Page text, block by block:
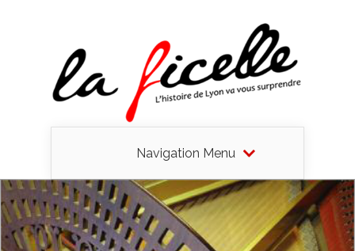
Navigation Menu